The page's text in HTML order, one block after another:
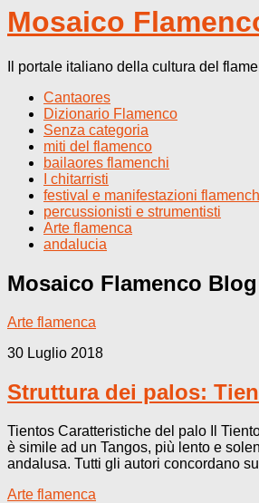
Mosaico
Il portale italiano della cultura del
Cantaores
Dizionario Flamenco
Senza categoria
miti del flamenco
bailaores flamenchi
I chitarristi
festival e manifestazioni
percussionisti e strumentisti
Arte flamenca
andalucia
Mosaico Flamenco Blog
Arte flamenca
30 Luglio 2018
Struttura dei palos:
Tientos Caratteristiche del palo Il
è simile ad un Tangos, più lento e
andalusa. Tutti gli autori concordano
Arte flamenca